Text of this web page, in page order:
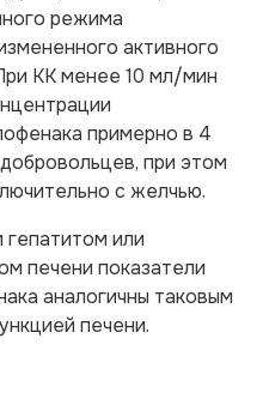
режима
активного
КК менее 10 мл/мин
примерно в 4
при этом
с желчью.
гепатитом или
печени показатели
аналогичны таковым
печени.